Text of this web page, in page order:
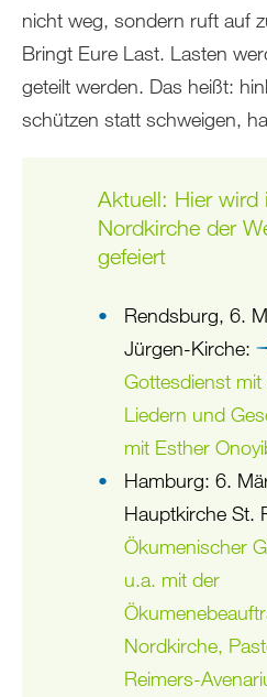
nicht weg, sondern ruft auf
Bringt Eure Last. Lasten
geteilt werden. Das heißt:
schützen statt schweigen,
Aktuell: Hier wird
Nordkirche der
gefeiert
Rendsburg, 6.
Jürgen-Kirche:
Gottesdienst mit
Liedern und
mit Esther
Hamburg: 6.
Hauptkirche St.
Ökumenischer
u.a. mit der
Nordkirche,
Reimers-